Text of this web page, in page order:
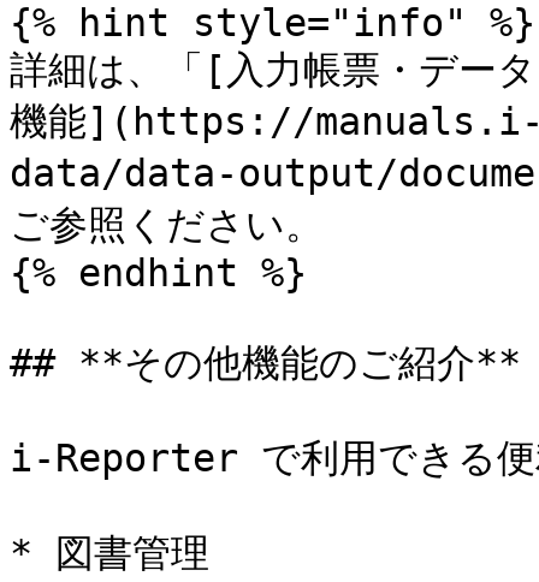
{% hint style="info" %}
詳細は、「[入力帳票・デー
機能](https://
data/data-output/
ご参照ください。
{% endhint %}
## **その他機能のご紹介**
i-Reporter で利用できる便
* 図書管理